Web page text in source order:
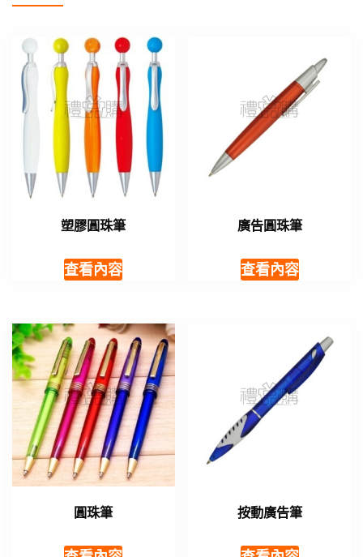
塑膠圓珠筆
查看內容
廣告圓珠筆
查看內容
圓珠筆 按動廣告筆